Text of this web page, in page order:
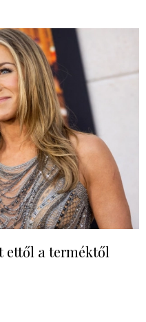
ettől a terméktől